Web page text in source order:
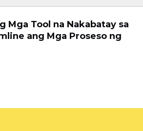
Mga Tool na Nakabatay sa
ang Mga Proseso ng